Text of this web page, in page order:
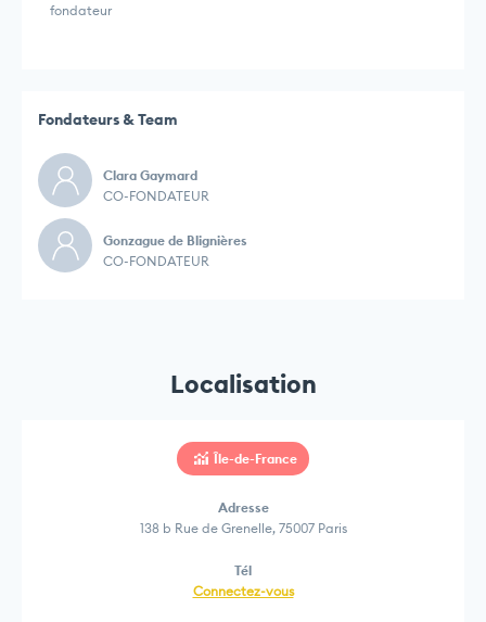
fondateur
Fondateurs & Team
Clara Gaymard
CO-FONDATEUR
Gonzague de Blignières
CO-FONDATEUR
Localisation
Île-de-France
Adresse
138 b Rue de Grenelle, 75007 Paris
Tél
Connectez-vous